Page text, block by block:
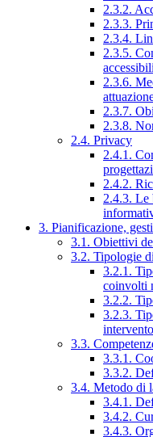
2.3.2.
2.3.3.
2.3.4.
2.3.5.
2.3.6.
2.3.7.
2.3.8.
2.4. Privacy
2.4.1.
2.4.2.
2.4.3. Le
3. Pianificazione,
3.1. Obiettivi
3.2. Tipologie
3.2.1.
coinvolti
3.2.2.
3.2.3.
intervento
3.3.
3.3.1.
3.3.2.
3.4. Metodo di
3.4.1.
3.4.2.
3.4.3.